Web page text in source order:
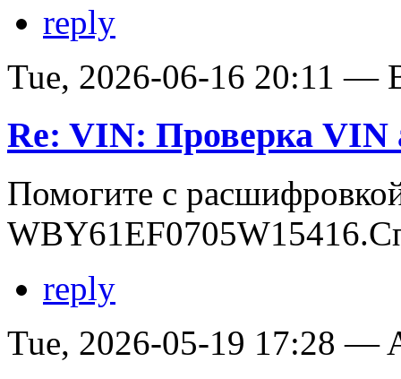
reply
Tue, 2026-06-16 20:11 —
Re: VIN: Проверка VIN
Помогите с
reply
Tue, 2026-05-19 17:28 —